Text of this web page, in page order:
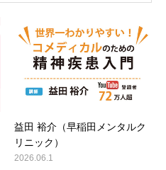
益田 裕介（早稲田メンタルク
リニック）
2026.06.1